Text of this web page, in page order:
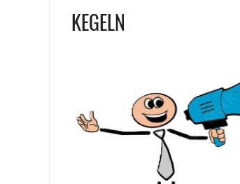
KEGELN